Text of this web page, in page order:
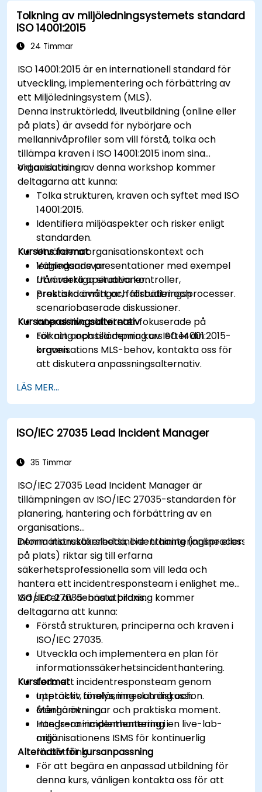
Tolkning av miljöledningsystemets standard
ISO 14001:2015
24 Timmar
ISO 14001:2015 är en internationell standard för
utveckling, implementering och förbättring av
ett Miljöledningsystem (MLS).
Denna instruktörledd, liveutbildning (online eller
på plats) är avsedd för nybörjare och
mellannivåprofiler som vill förstå, tolka och
tillämpa kraven i ISO 14001:2015 inom sina
organisationer.
Vid avslutning av denna workshop kommer
deltagarna att kunna:
Tolka strukturen, kraven och syftet med ISO
14001:2015.
Identifiera miljöaspekter och risker enligt
standarden.
Utvärdera organisationskontext och
ledningsansvar.
Utvärdera operativa kontroller,
prestandamått och förbättringsprocesser.
Kursens format
Vägledande presentationer med exempel
från verkliga situationer.
Praktiska övningar, fallstudier och
scenariobaserade diskussioner.
Interaktiva aktiviteter fokuserade på
tolkning och tillämpning av ISO 14001:2015-
kraven.
Kursanpassningsalternativ
För att anpassa denna kurs efter din
organisations MLS-behov, kontakta oss för
att diskutera anpassningsalternativ.
LÄS MER...
ISO/IEC 27035 Lead Incident Manager
35 Timmar
ISO/IEC 27035 Lead Incident Manager är
tillämpningen av ISO/IEC 27035-standarden för
planering, hantering och förbättring av en
organisations
informationssäkerhetsincidenthanteringsprocess.
Denna instruktörsledda, live-training (online eller
på plats) riktar sig till erfarna
säkerhetsprofessionella som vill leda och
hantera ett incidentresponsteam i enlighet med
ISO/IEC 27035-bästa praxis.
Vid slutet av denna utbildning kommer
deltagarna att kunna:
Förstå strukturen, principerna och kraven i
ISO/IEC 27035.
Utveckla och implementera en plan för
informationssäkerhetsincidenthantering.
Leda ett incidentresponsteam genom
upptäckt, analys, inneslutning och
återhämtning.
Integrera incidenthantering i
organisationens ISMS för kontinuerlig
förbättring.
Kursformat
Interaktiv föreläsning och diskussion.
Många övningar och praktiska moment.
Hands-on-implementering i en live-lab-
miljö.
Alternativ för kursanpassning
För att begära en anpassad utbildning för
denna kurs, vänligen kontakta oss för att